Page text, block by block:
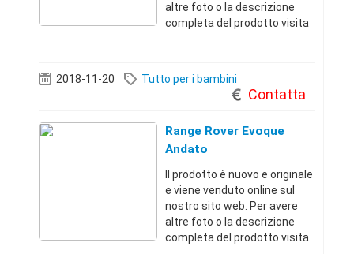
altre foto o la descrizione
completa del prodotto visita
(Roma)+3967911351 22 €
2018-11-20 Tutto per i bambini
Contatta
Range Rover Evoque
Andato
Il prodotto è nuovo e originale
e viene venduto online sul
nostro sito web. Per avere
altre foto o la descrizione
completa del prodotto visita